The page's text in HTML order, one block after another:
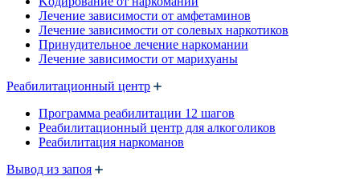
Лечение зависимости от амфетаминов
Лечение зависимости от солевых наркотиков
Принудительное лечение наркомании
Лечение зависимости от марихуаны
Реабилитационный центр
Программа реабилитации 12 шагов
Реабилитационный центр для алкоголиков
Реабилитация наркоманов
Вывод из запоя